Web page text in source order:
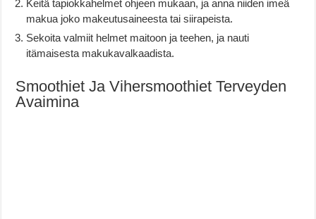
Keitä tapiokkahelmet ohjeen mukaan, ja anna niiden imeä
makua joko makeutusaineesta tai siirapeista.
Sekoita valmiit helmet maitoon ja teehen, ja nauti
itämaisesta makukavalkaadista.
Smoothiet Ja Vihersmoothiet Terveyden
Avaimina